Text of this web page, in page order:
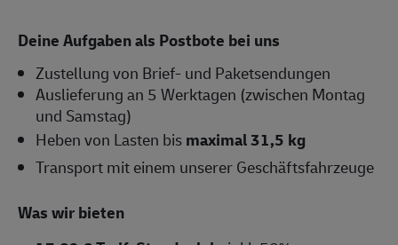
Deine Aufgaben als Postbote bei uns
Zustellung von Brief- und Paketsendungen
Auslieferung an 5 Werktagen (zwischen Montag
und Samstag)
Heben von Lasten bismaximal 31,5 kg
Transport mit einem unserer Geschäftsfahrzeuge
Was wir bieten